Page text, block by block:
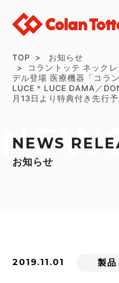
TOP
お知らせ
コラントッテ ネック
デル登場 医療機器「コラ
LUCE＊LUCE DAMA／
月13日より特典付き先行
NEWS
お知らせ
2019.11.01 製品